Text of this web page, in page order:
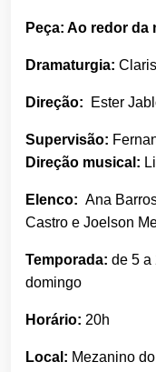
Peça: Ao redor
Dramaturgia:
Direção: Ester
Supervisão:
Direção musical:
Elenco: Ana
Castro e Joelson
Temporada: de 5 a
domingo
Horário: 20h
Local: Mezanino